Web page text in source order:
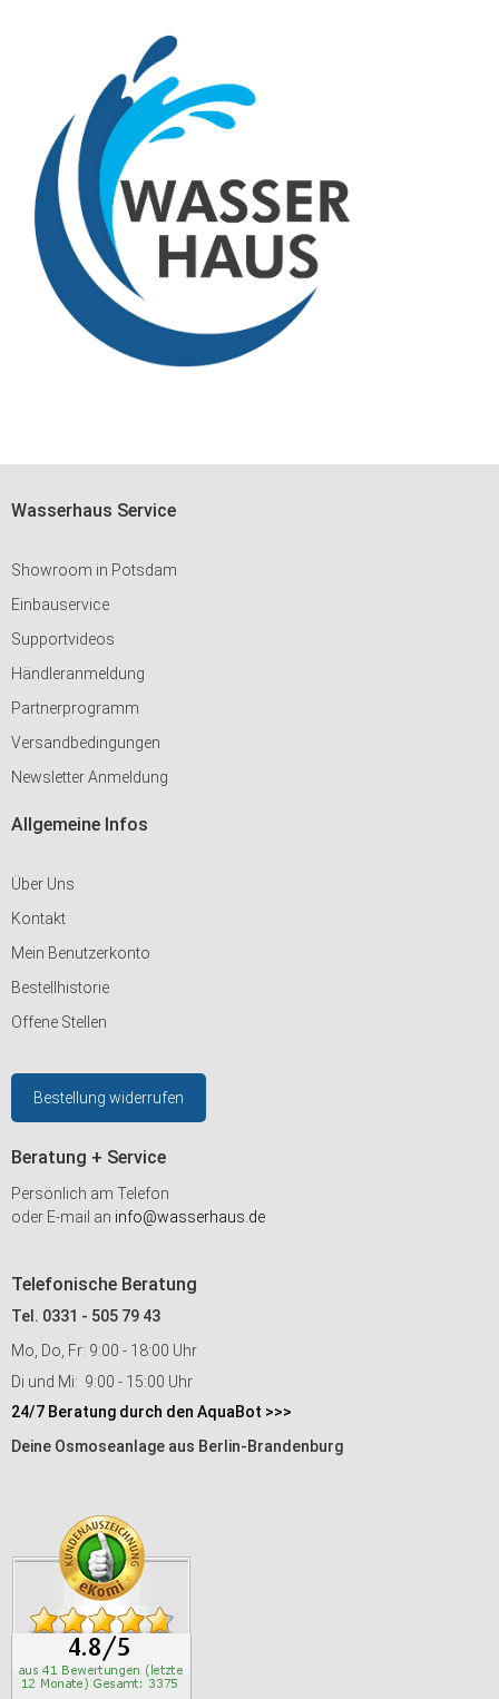
Wasserhaus Service
Showroom in Potsdam
Einbauservice
Supportvideos
Händleranmeldung
Partnerprogramm
Versandbedingungen
Newsletter Anmeldung
Allgemeine Infos
Über Uns
Kontakt
Mein Benutzerkonto
Bestellhistorie
Offene Stellen
Bestellung widerrufen
Beratung + Service
Persönlich am Telefon
oder E-mail an info@wasserhaus.de
Telefonische Beratung
Tel. 0331 - 505 79 43
Mo, Do, Fr: 9:00 - 18:00 Uhr
Di und Mi: 9:00 - 15:00 Uhr
24/7 Beratung durch den AquaBot >>>
Deine Osmoseanlage aus Berlin-Brandenburg